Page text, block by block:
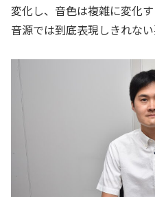
変化し、音色は複雑に変化
音源では到底表現しきれない